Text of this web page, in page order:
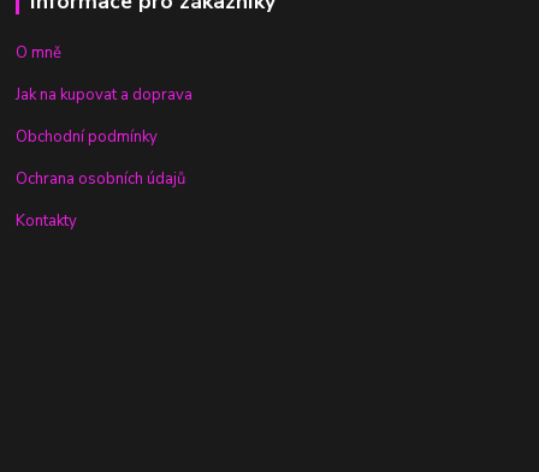
O mně
Jak na kupovat a doprava
Obchodní podmínky
Ochrana osobních údajů
Kontakty